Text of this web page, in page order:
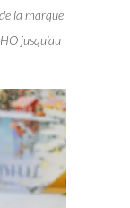
la marque
jusqu’au